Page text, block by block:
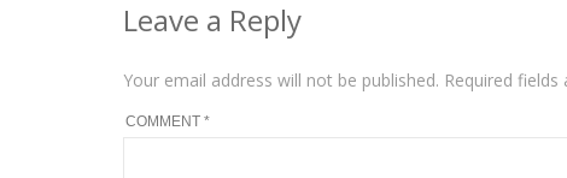
Leave a Reply
Your email address will not be published. Required fields
COMMENT *